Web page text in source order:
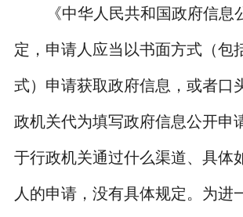
《中华人民共和国政府信息
定，申请人应当以书面方式（包
式）申请获取政府信息，或者口
政机关代为填写政府信息公开申
于行政机关通过什么渠道、具体
人的申请，没有具体规定。为进